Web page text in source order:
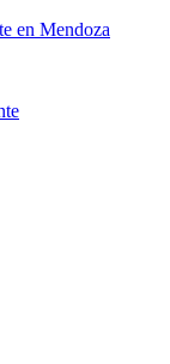
en Mendoza